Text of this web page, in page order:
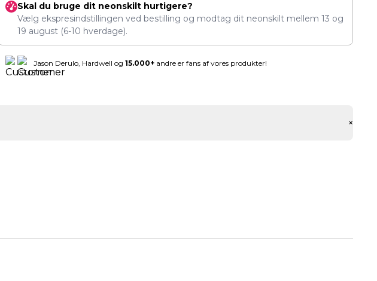
Skal du bruge dit neonskilt hurtigere?
Vælg ekspresindstillingen ved bestilling og modtag dit neonskilt mellem 13 og
19 august(6-10 hverdage).
Jason Derulo, Hardwell og 15.000+andre er fans af vores produkter!
+